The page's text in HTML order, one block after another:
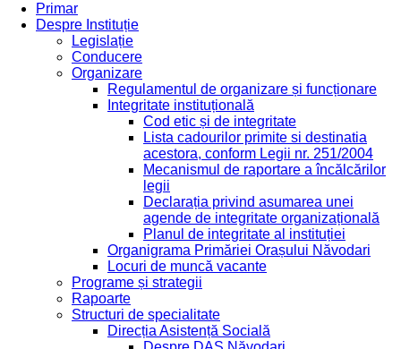
Primar
Despre Instituție
Legislație
Conducere
Organizare
Regulamentul de organizare și funcționare
Integritate instituțională
Cod etic și de integritate
Lista cadourilor primite si destinatia
acestora, conform Legii nr. 251/2004
Mecanismul de raportare a încălcărilor
legii
Declarația privind asumarea unei
agende de integritate organizațională
Planul de integritate al instituției
Organigrama Primăriei Orașului Năvodari
Locuri de muncă vacante
Programe și strategii
Rapoarte
Structuri de specialitate
Direcția Asistență Socială